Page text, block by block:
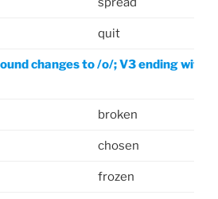
quit
changes to /o/; V3 ending with
broken
chosen
frozen